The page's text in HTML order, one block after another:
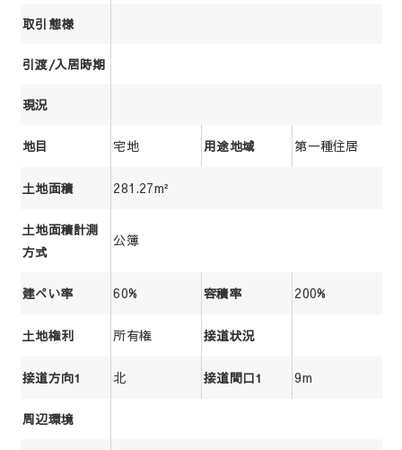
取引態様
引渡/入居時期
現況
地目 宅地 用途地域 第一種住居
土地面積 281.27m²
土地面積計測
方式
公簿
建ぺい率 60% 容積率 200%
土地権利 所有権 接道状況
接道方向1 北 接道間口1 9m
周辺環境